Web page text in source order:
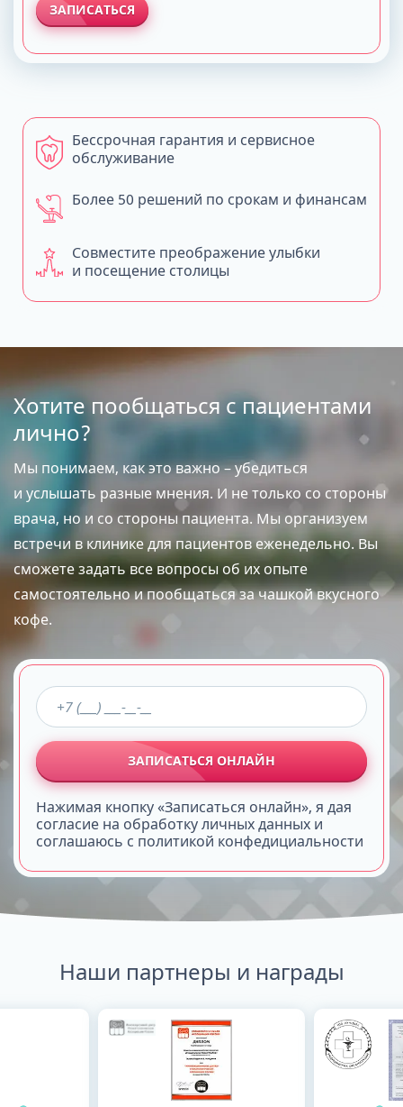
ЗАПИСАТЬСЯ
Совместите преображение улыбки
и посещение столицы
Бессрочная гарантия и сервисное
обслуживание
Более 50 решений по срокам и финансам
Хотите пообщаться с пациентами
лично?
Мы понимаем, как это важно – убедиться
и услышать разные мнения. И не только со стороны
врача, но и со стороны пациента. Мы организуем
встречи в клинике для пациентов еженедельно. Вы
сможете задать все вопросы об их опыте
самостоятельно и пообщаться за чашкой вкусного
кофе.
ЗАПИСАТЬСЯ ОНЛАЙН
Нажимая кнопку «Записаться онлайн», я дая
согласие на обработку личных данных и
соглашаюсь с политикой конфедициальности
Наши партнеры и награды